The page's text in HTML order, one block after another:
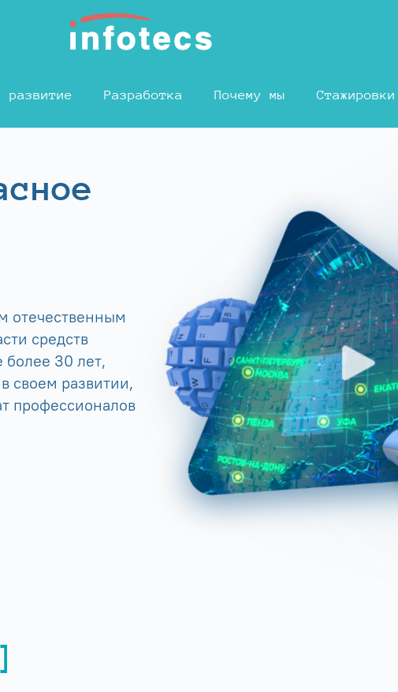
развитие Разработка Почему мы Стажировки
отечественным
средств
30 лет,
своем развитии,
профессионалов